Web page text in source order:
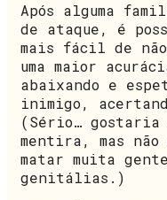
Após alguma
de ataque, é
mais fácil de
uma maior
abaixando e
inimigo,
(Sério… gostaria
mentira, mas
matar muita
genitálias.)